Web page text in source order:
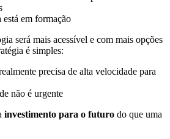
está em formação
será mais acessível e com mais opções
é simples:
precisa de alta velocidade para
não é urgente
investimento para o futuro do que uma